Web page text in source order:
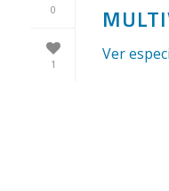
0
1 Ver